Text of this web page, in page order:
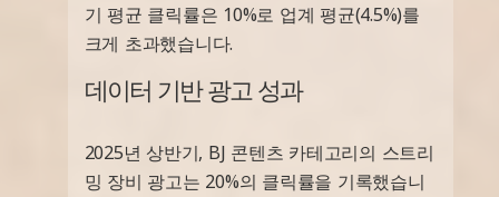
기 평균 클릭률은 10%로 업계 평균(4.5%)를
크게 초과했습니다.
데이터 기반 광고 성과
2025년 상반기, BJ 콘텐츠 카테고리의 스트리
밍 장비 광고는 20%의 클릭률을 기록했습니